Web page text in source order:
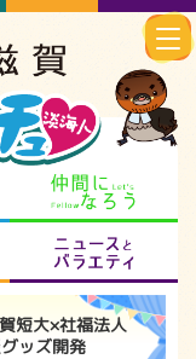
となりの先生
プロジェクト
短大×社福法人
ッズ開発